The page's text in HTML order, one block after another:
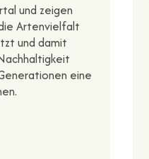
und zeigen
Artenvielfalt
und damit
eine